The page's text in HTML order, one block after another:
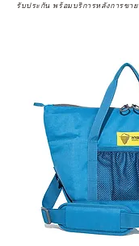
รับประกัน พร้อมบริการหลังการขาย